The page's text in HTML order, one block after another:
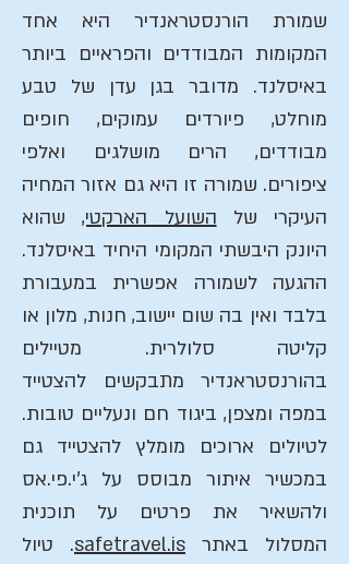
שמורת הורנסטראנדיר היא אחד
המקומות המבודדים והפראיים ביותר
באיסלנד. מדובר בגן עדן של טבע
מוחלט, פיורדים עמוקים, חופים
מבודדים, הרים מושלגים ואלפי
ציפורים. שמורה זו היא גם אזור המחיה
העיקרי של השועל הארקטי,שהוא
היונק היבשתי המקומי היחיד באיסלנד.
ההגעה לשמורה אפשרית במעבורת
בלבד ואין בה שום יישוב, חנות, מלון או
קליטה סלולרית. מטיילים
בהורנסטראנדיר מתבקשים להצטייד
במפה ומצפן, ביגוד חם ונעליים טובות.
לטיולים ארוכים מומלץ להצטייד גם
במכשיר איתור מבוסס על ג'י.פי.אס
ולהשאיר את פרטים על תוכנית
המסלול באתר safetravel.is. טיול